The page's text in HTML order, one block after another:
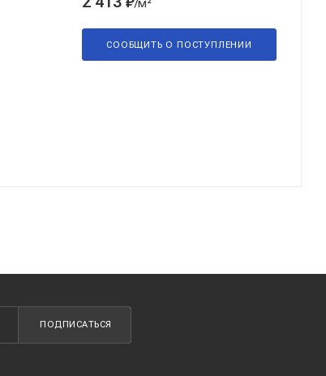
/м²
СООБЩИТЬ О ПОСТУПЛЕНИИ
ПОДПИСАТЬСЯ